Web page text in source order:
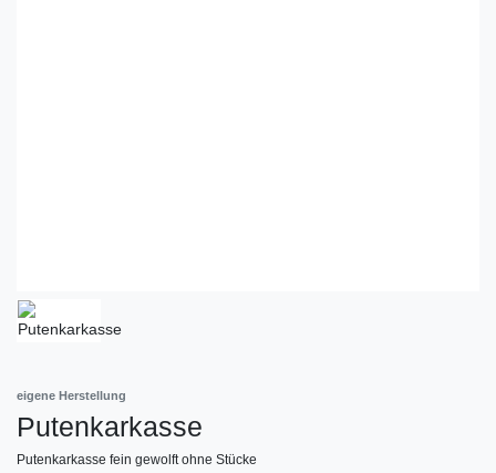
eigene Herstellung
Putenkarkasse
Putenkarkasse fein gewolft ohne Stücke